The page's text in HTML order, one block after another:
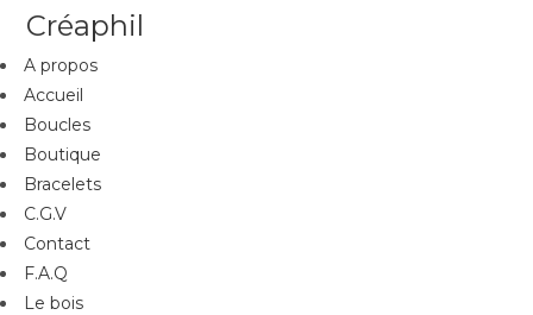
Créaphil
A propos
Accueil
Boucles
Boutique
Bracelets
C.G.V
Contact
F.A.Q
Le bois